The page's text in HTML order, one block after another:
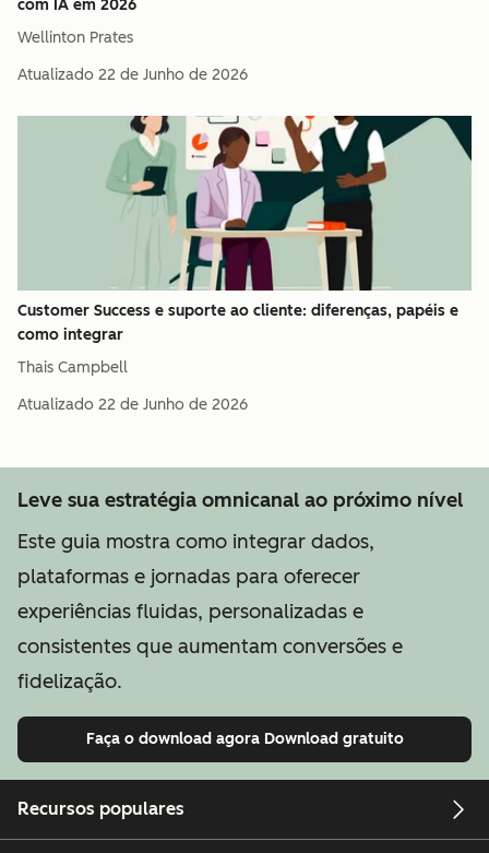
com IA em 2026
Wellinton Prates
Atualizado 22 de Junho de 2026
Customer Success e suporte ao cliente: diferenças, papéis e
como integrar
Thais Campbell
Atualizado 22 de Junho de 2026
Leve sua estratégia omnicanal ao próximo nível
Este guia mostra como integrar dados,
plataformas e jornadas para oferecer
experiências fluidas, personalizadas e
consistentes que aumentam conversões e
fidelização.
Faça o download agora Download gratuito
Recursos populares